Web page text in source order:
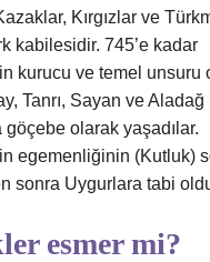
Kırgızlar ve
kabilesidir. 745’e kadar
kurucu ve temel unsuru
Tanrı, Sayan ve Aladağ
göçebe olarak yaşadılar.
egemenliğinin (Kutluk)
sonra Uygurlara tabi
esmer mi?